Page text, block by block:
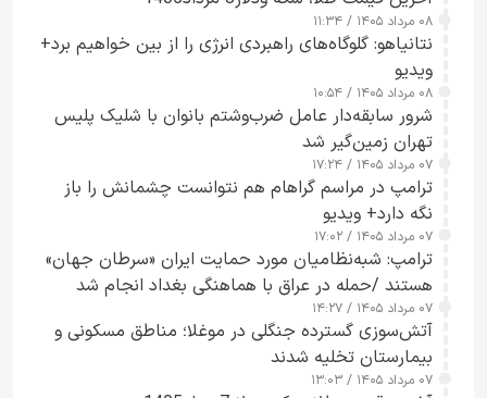
۰۸ مرداد ۱۴۰۵ / ۱۱:۳۴
نتانیاهو: گلوگاه‌های راهبردی انرژی را از بین خواهیم برد+
ویدیو
۰۸ مرداد ۱۴۰۵ / ۱۰:۵۴
شرور سابقه‌دار عامل ضرب‌وشتم بانوان با شلیک پلیس
تهران زمین‌گیر شد
۰۷ مرداد ۱۴۰۵ / ۱۷:۲۴
ترامپ در مراسم گراهام هم نتوانست چشمانش را باز
نگه دارد+ ویدیو
۰۷ مرداد ۱۴۰۵ / ۱۷:۰۲
ترامپ: شبه‌نظامیان مورد حمایت ایران «سرطان جهان»
هستند /حمله در عراق با هماهنگی بغداد انجام شد
۰۷ مرداد ۱۴۰۵ / ۱۴:۲۷
آتش‌سوزی گسترده جنگلی در موغلا؛ مناطق مسکونی و
بیمارستان تخلیه شدند
۰۷ مرداد ۱۴۰۵ / ۱۳:۰۳